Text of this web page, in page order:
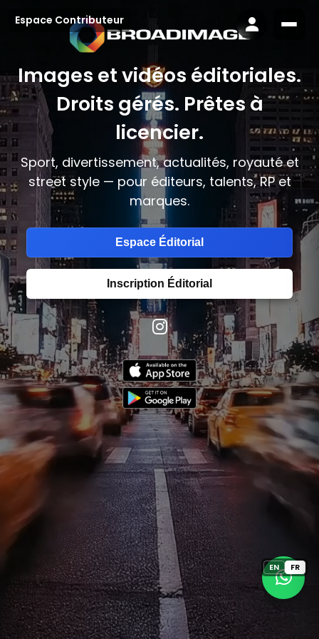
Espace Contributeur
Images et vidéos éditoriales.
Droits gérés. Prêtes à
licencier.
Sport, divertissement, actualités, royauté et
street style — pour éditeurs, talents, RP et
marques.
Espace Éditorial
Inscription Éditorial
EN FR